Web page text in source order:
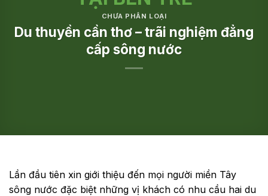
CHƯA PHÂN LOẠI
Du thuyền cần thơ – trãi nghiệm đẳng
cấp sông nước
Lần đầu tiên xin giới thiệu đến mọi người miền Tây
sông nước đặc biệt những vị khách có nhu cầu hai du